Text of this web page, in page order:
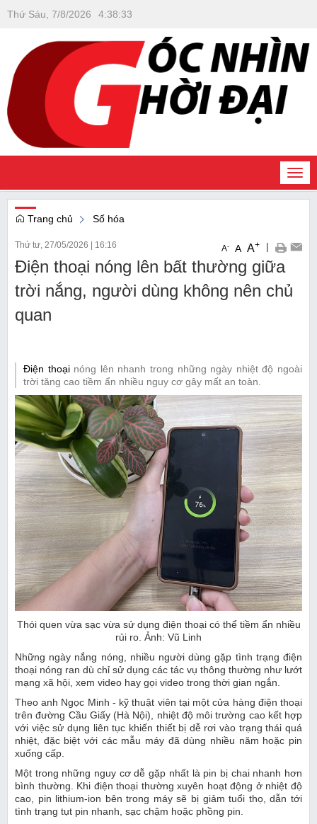
Thứ Sáu, 7/8/2026 4:38:33
Trang chủ Số hóa
Thứ tư, 27/05/2026 16:16 A- A A+ |
Điện thoại nóng lên bất thường giữa
trời nắng, người dùng không nên chủ
quan
Điện thoạinóng lên nhanh trong những ngày nhiệt độ ngoài
trời tăng cao tiềm ẩn nhiều nguy cơ gây mất an toàn.
Thói quen vừa sạc vừa sử dụng điện thoại có thể tiềm ẩn nhiều
rủi ro. Ảnh: Vũ Linh
Những ngày nắng nóng, nhiều người dùng gặp tình trạng điện
thoại nóng ran dù chỉ sử dụng các tác vụ thông thường như lướt
mạng xã hội, xem video hay gọi video trong thời gian ngắn.
Theo anh Ngọc Minh - kỹ thuật viên tại một cửa hàng điện thoại
trên đường Cầu Giấy (Hà Nội), nhiệt độ môi trường cao kết hợp
với việc sử dụng liên tục khiến thiết bị dễ rơi vào trạng thái quá
nhiệt, đặc biệt với các mẫu máy đã dùng nhiều năm hoặc pin
xuống cấp.
Một trong những nguy cơ dễ gặp nhất là pin bị chai nhanh hơn
bình thường. Khi điện thoại thường xuyên hoạt động ở nhiệt độ
cao, pin lithium-ion bên trong máy sẽ bị giảm tuổi thọ, dẫn tới
tình trạng tụt pin nhanh, sạc chậm hoặc phồng pin.